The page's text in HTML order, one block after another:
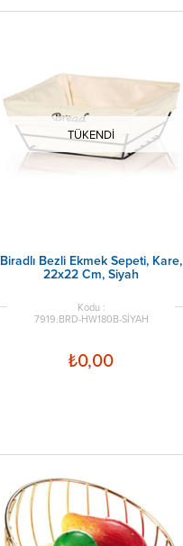
TÜKENDI
Biradlı Bezli Ekmek Sepeti, Kare,
22x22 Cm, Siyah
7919.BRD-HW180B-SİYAH
₺0,00